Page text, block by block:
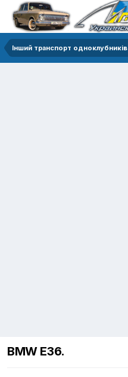
Інший транспорт одноклубників
BMW E36.